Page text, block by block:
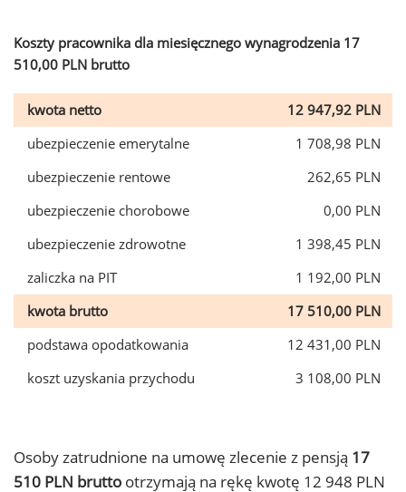
Koszty pracownika dla miesięcznego wynagrodzenia 17
510,00 PLN brutto
kwota netto
12 947,92 PLN
ubezpieczenie emerytalne
1 708,98 PLN
ubezpieczenie rentowe
262,65 PLN
ubezpieczenie chorobowe
0,00 PLN
ubezpieczenie zdrowotne
1 398,45 PLN
zaliczka na PIT
1 192,00 PLN
kwota brutto
17 510,00 PLN
podstawa opodatkowania
12 431,00 PLN
koszt uzyskania przychodu
3 108,00 PLN
Osoby zatrudnione na umowę zlecenie z pensją 17
510 PLN brutto otrzymają na rękę kwotę 12 948 PLN